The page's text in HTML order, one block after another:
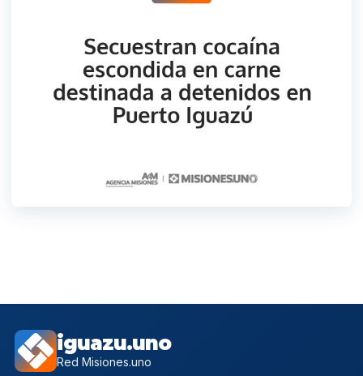
iguazu.uno
Red Misiones.uno